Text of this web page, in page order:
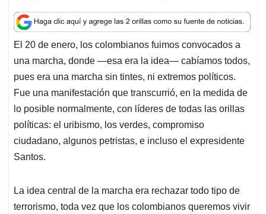
a
t
s
A
p
p
c
e
b
o
o
k
n
k
e
d
I
n
a
i
l
r
e
a
d
s
El 20 de enero, los colombianos fuimos convocados a
una marcha, donde —esa era la idea— cabíamos todos,
pues era una marcha sin tintes, ni extremos políticos.
Fue una manifestación que transcurrió, en la medida de
lo posible normalmente, con líderes de todas las orillas
políticas: el uribismo, los verdes, compromiso
ciudadano, algunos petristas, e incluso el expresidente
Santos.
La idea central de la marcha era rechazar todo tipo de
terrorismo, toda vez que los colombianos queremos vivir